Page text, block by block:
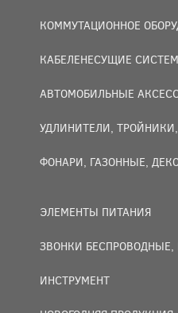
КОММУТАЦИОННОЕ
КАБЕЛЕНЕСУЩИЕ
АВТОМОБИЛЬНЫЕ
УДЛИНИТЕЛИ,
ФОНАРИ, ГАЗОННЫЕ,
ЭЛЕМЕНТЫ ПИТАНИЯ
ЗВОНКИ
ИНСТРУМЕНТ